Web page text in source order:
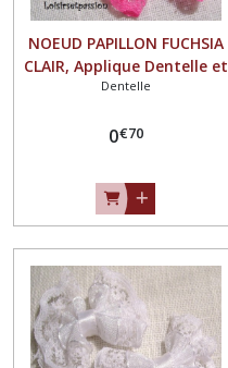
NOEUD PAPILLON FUCHSIA
CLAIR, Applique Dentelle et
organza plumetis ** 4,5 x 4
couture barrette - Vendu à
Dentelle
0€70